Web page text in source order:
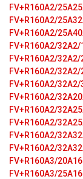
FV+R160A2/
FV+R160A2/
FV+R160A2/
FV+R160A2/32A2/
FV+R160A2/32A2/
FV+R160A2/32A2/
FV+R160A2/32A2/
FV+R160A2/
FV+R160A2/
FV+R160A2/
FV+R160A2/
FV+R160A2/
FV+R160A3/20A16
FV+R160A3/25A16